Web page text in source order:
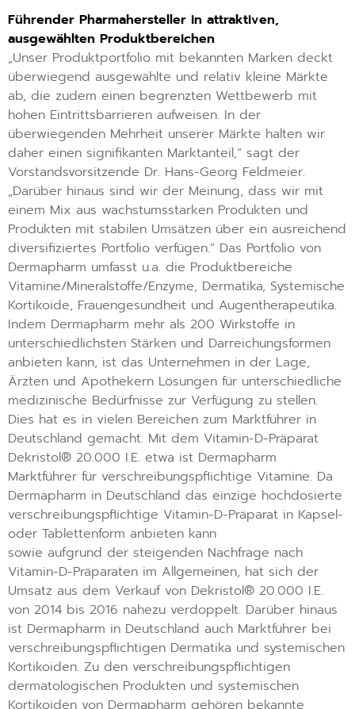
Führender Pharmahersteller in attraktiven,
ausgewählten Produktbereichen
„Unser Produktportfolio mit bekannten Marken deckt
überwiegend ausgewählte und relativ kleine Märkte
ab, die zudem einen begrenzten Wettbewerb mit
hohen Eintrittsbarrieren aufweisen. In der
überwiegenden Mehrheit unserer Märkte halten wir
daher einen signifikanten Marktanteil,“ sagt der
Vorstandsvorsitzende Dr. Hans-Georg Feldmeier.
„Darüber hinaus sind wir der Meinung, dass wir mit
einem Mix aus wachstumsstarken Produkten und
Produkten mit stabilen Umsätzen über ein ausreichend
diversifiziertes Portfolio verfügen.“ Das Portfolio von
Dermapharm umfasst u.a. die Produktbereiche
Vitamine/Mineralstoffe/Enzyme, Dermatika, Systemische
Kortikoide, Frauengesundheit und Augentherapeutika.
Indem Dermapharm mehr als 200 Wirkstoffe in
unterschiedlichsten Stärken und Darreichungsformen
anbieten kann, ist das Unternehmen in der Lage,
Ärzten und Apothekern Lösungen für unterschiedliche
medizinische Bedürfnisse zur Verfügung zu stellen.
Dies hat es in vielen Bereichen zum Marktführer in
Deutschland gemacht. Mit dem Vitamin-D-Präparat
Dekristol® 20.000 I.E. etwa ist Dermapharm
Marktführer für verschreibungspflichtige Vitamine. Da
Dermapharm in Deutschland das einzige hochdosierte
verschreibungspflichtige Vitamin-D-Präparat in Kapsel-
oder Tablettenform anbieten kann
sowie aufgrund der steigenden Nachfrage nach
Vitamin-D-Präparaten im Allgemeinen, hat sich der
Umsatz aus dem Verkauf von Dekristol® 20.000 I.E.
von 2014 bis 2016 nahezu verdoppelt. Darüber hinaus
ist Dermapharm in Deutschland auch Marktführer bei
verschreibungspflichtigen Dermatika und systemischen
Kortikoiden. Zu den verschreibungspflichtigen
dermatologischen Produkten und systemischen
Kortikoiden von Dermapharm gehören bekannte